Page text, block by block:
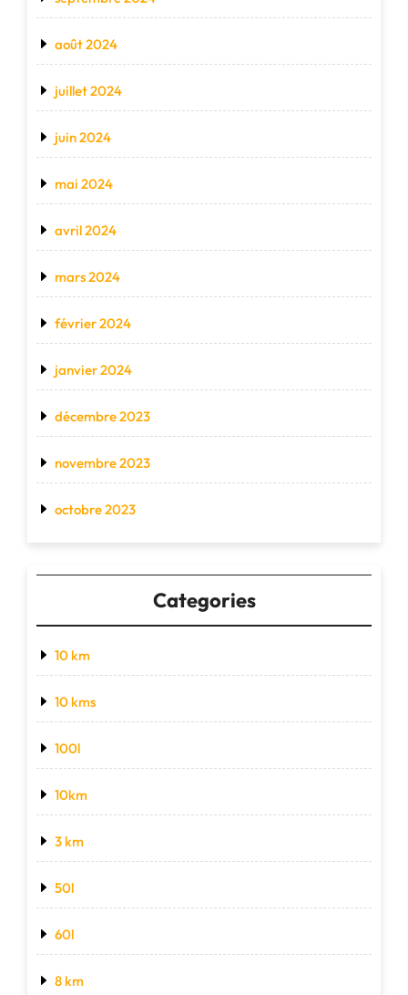
août 2024
juillet 2024
juin 2024
mai 2024
avril 2024
mars 2024
février 2024
janvier 2024
décembre 2023
novembre 2023
octobre 2023
Categories
10 km
10 kms
100l
10km
3 km
50l
60l
8 km